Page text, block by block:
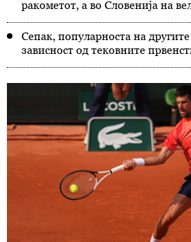
ракометот, а во Словенија на
Сепак, популарноста на
зависност од тековните